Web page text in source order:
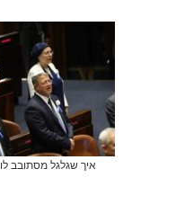
איך שגלגל מסתובב לו